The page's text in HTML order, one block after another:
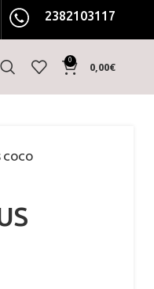
2382103117
0 0,00€
COCO